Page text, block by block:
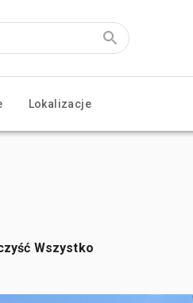
Lokalizacje
Wszystko